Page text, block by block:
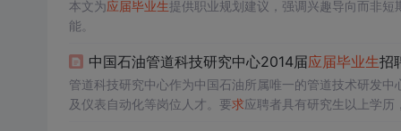
本文为应届毕业生提供职业规划建议，强调兴趣导向而非短
能。
中国石油管道科技研究中心2014届应届毕业生招
管道科技研究中心作为中国石油所属唯一的管道技术研发中
及仪表自动化等岗位人才。要求应聘者具有研究生以上学